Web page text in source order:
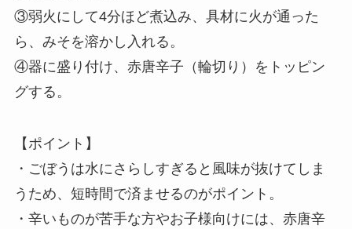
③弱火にして4分ほど煮込み、具材に火が通った
ら、みそを溶かし入れる。
④器に盛り付け、赤唐辛子（輪切り）をトッピン
グする。
【ポイント】
・ごぼうは水にさらしすぎると風味が抜けてしま
うため、短時間で済ませるのがポイント。
・辛いものが苦手な方やお子様向けには、赤唐辛